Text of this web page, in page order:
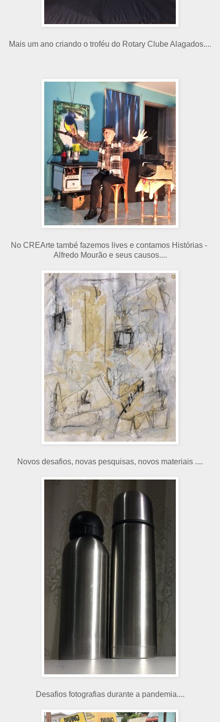
Mais um ano criando o troféu do Rotary Clube Alagados....
No CREArte també fazemos lives e contamos Histórias -
Alfredo Mourão e seus causos....
Novos desafios, novas pesquisas, novos materiais ....
Desafios fotografias durante a pandemia....